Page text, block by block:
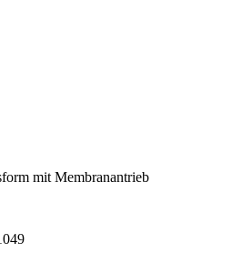
mit Membranantrieb